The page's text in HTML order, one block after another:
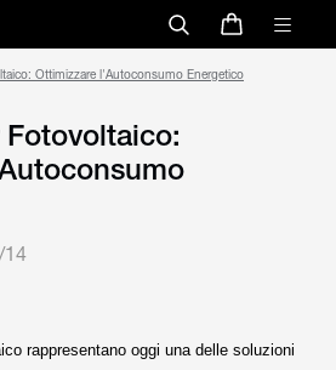
Ottimizzare l'Autoconsumo Energetico
14
rappresentano oggi una delle soluzioni